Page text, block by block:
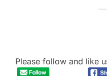
Please follow and like